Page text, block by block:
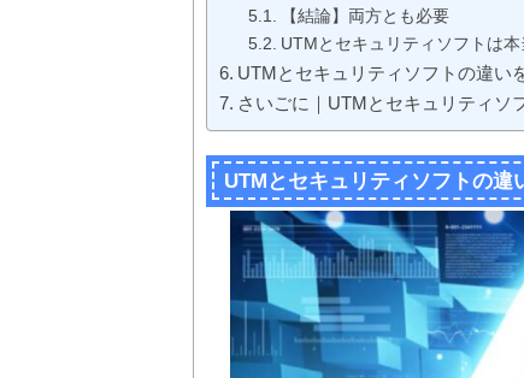
【結論】両方とも必要
UTMとセキュリティソフトは
UTMとセキュリティソフトの違い
さいごに｜UTMとセキュリティソ
UTMとセキュリティソフトの違